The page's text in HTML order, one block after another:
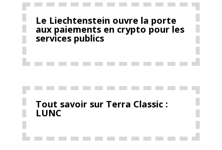
Le Liechtenstein ouvre la porte
aux paiements en crypto pour les
services publics
Tout savoir sur Terra Classic :
LUNC